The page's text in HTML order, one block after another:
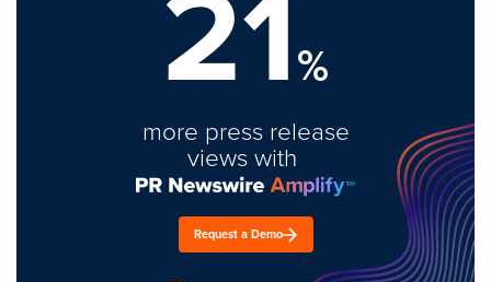
%
more press release
views with
Request a Demo